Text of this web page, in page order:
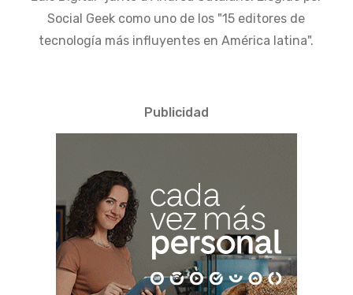
Social Geek como uno de los "15 editores de
tecnología más influyentes en América latina".
Publicidad